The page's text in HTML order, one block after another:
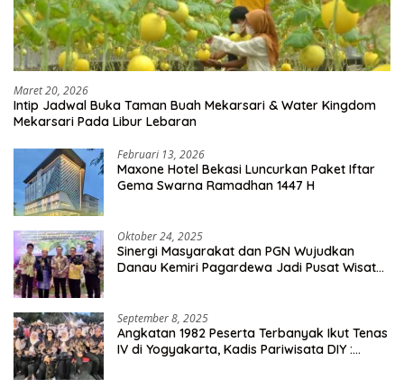
Maret 20, 2026
Intip Jadwal Buka Taman Buah Mekarsari & Water Kingdom
Mekarsari Pada Libur Lebaran
Februari 13, 2026
Maxone Hotel Bekasi Luncurkan Paket Iftar
Gema Swarna Ramadhan 1447 H
Oktober 24, 2025
Sinergi Masyarakat dan PGN Wujudkan
Danau Kemiri Pagardewa Jadi Pusat Wisata
September 8, 2025
Angkatan 1982 Peserta Terbanyak Ikut Tenas
IV di Yogyakarta, Kadis Pariwisata DIY :